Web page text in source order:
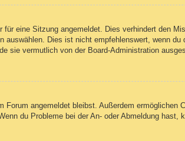
eine Sitzung angemeldet. Dies verhindert den
Dies ist nicht empfehlenswert, wenn
sie vermutlich von der Board-Administration
angemeldet bleibst. Außerdem ermöglichen
du Probleme bei der An- oder Abmeldung hast,